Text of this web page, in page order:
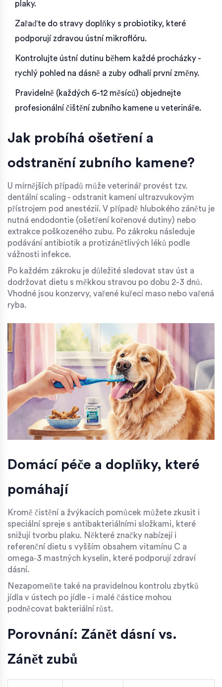
plaky.
Zařaďte do stravy doplňky s probiotiky, které
podporují zdravou ústní mikroflóru.
Kontrolujte ústní dutinu během každé procházky -
rychlý pohled na dásně a zuby odhalí první změny.
Pravidelně (každých 6-12 měsíců) objednejte
profesionální čištění zubního kamene u veterináře.
Jak probíhá ošetření a
odstranění zubního kamene?
U mírnějších případů může veterinář provést tzv.
dentální scaling - odstranit kamení ultrazvukovým
přístrojem pod anestézií. V případě hlubokého zánětu je
nutná endodontie (ošetření kořenové dutiny) nebo
extrakce poškozeného zubu. Po zákroku následuje
podávání antibiotik a protizánětlivých léků podle
vážnosti infekce.
Po každém zákroku je důležité sledovat stav úst a
dodržovat dietu s měkkou stravou po dobu 2-3 dnů.
Vhodné jsou konzervy, vařené kuřecí maso nebo vařená
ryba.
Domácí péče a doplňky, které
pomáhají
Kromě čistění a žvýkacích pomůcek můžete zkusit i
speciální spreje s antibakteriálními složkami, které
snižují tvorbu plaku. Některé značky nabízejí i
referenční dietu s vyšším obsahem vitamínu C a
omega‑3 mastných kyselin, které podporují zdraví
dásní.
Nezapomeňte také na pravidelnou kontrolu zbytků
jídla v ústech po jídle - i malé částice mohou
podněcovat bakteriální růst.
Porovnání: Zánět dásní vs.
Zánět zubů